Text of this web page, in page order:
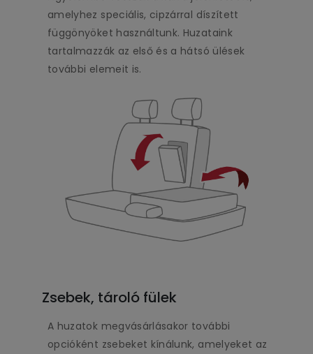
amelyhez speciális, cipzárral díszített
függönyöket használtunk. Huzataink
tartalmazzák az első és a hátsó ülések
további elemeit is.
Zsebek, tároló fülek
A huzatok megvásárlásakor további
opcióként zsebeket kínálunk, amelyeket az